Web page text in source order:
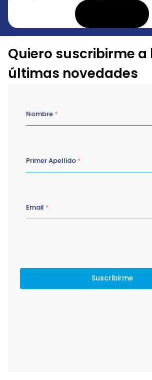
Quiero suscribirme a
últimas novedades